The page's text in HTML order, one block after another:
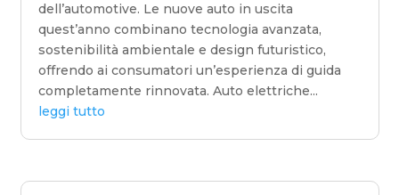
dell’automotive. Le nuove auto in uscita
quest’anno combinano tecnologia avanzata,
sostenibilità ambientale e design futuristico,
offrendo ai consumatori un’esperienza di guida
completamente rinnovata. Auto elettriche...
leggi tutto